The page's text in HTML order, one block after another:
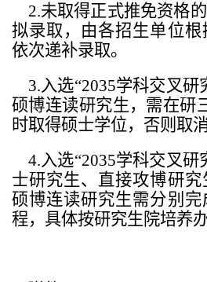
2.未取得正式推免资格
拟录取，由各招生单位
依次递补录取。
3.入选“2035学科交叉研
硕博连读研究生，需在研
时取得硕士学位，否则取
4.入选“2035学科交叉研
士研究生、直接攻博研
硕博连读研究生需分别
程，具体按研究生院培养